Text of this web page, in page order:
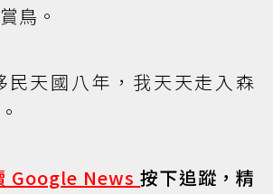
鳥。
民天國八年，我天天走入森
Google News按下追蹤，精